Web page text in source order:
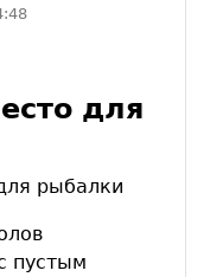
для
пустым